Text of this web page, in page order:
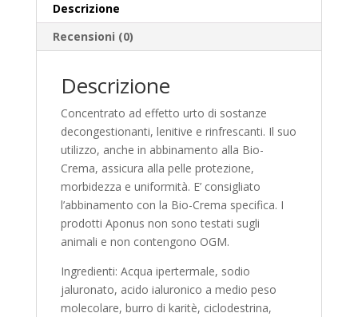
Descrizione
Recensioni (0)
Descrizione
Concentrato ad effetto urto di sostanze
decongestionanti, lenitive e rinfrescanti. Il suo
utilizzo, anche in abbinamento alla Bio-
Crema, assicura alla pelle protezione,
morbidezza e uniformità. E’ consigliato
l’abbinamento con la Bio-Crema specifica. I
prodotti Aponus non sono testati sugli
animali e non contengono OGM.
Ingredienti: Acqua ipertermale, sodio
jaluronato, acido ialuronico a medio peso
molecolare, burro di karitè, ciclodestrina,